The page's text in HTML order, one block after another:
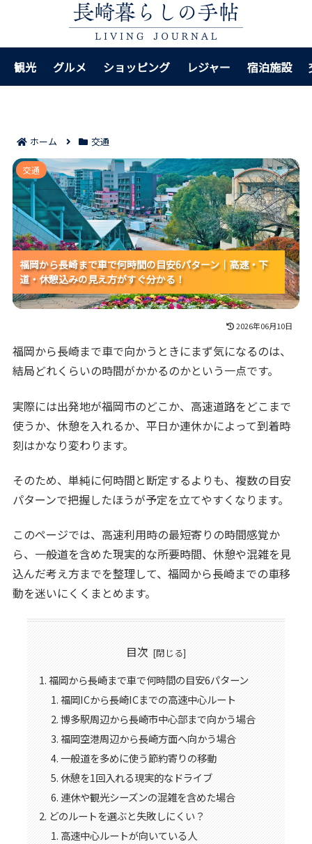
観光 グルメ ショッピング レジャー 宿泊施設
ホーム 交通
福岡から長崎まで車で何時間の目安6パターン｜高速・
下道・休憩込みの見え方がすぐ分かる！
福岡から長崎まで車で何時間の目安6パターン｜高速・下
道・休憩込みの見え方がすぐ分かる！
福岡から長崎まで車で何時間の目安6パターン｜高速・下
道・休憩込みの見え方がすぐ分かる！
福岡から長崎まで車で何時間の目安6パターン｜高速・下
道・休憩込みの見え方がすぐ分かる！
交通
2026年06月10日
福岡から長崎まで車で向かうときにまず気になるのは、
結局どれくらいの時間がかかるのかという一点です。
実際には出発地が福岡市のどこか、高速道路をどこまで
使うか、休憩を入れるか、平日か連休かによって到着時
刻はかなり変わります。
そのため、単純に何時間と断定するよりも、複数の目安
パターンで把握したほうが予定を立てやすくなります。
このページでは、高速利用時の最短寄りの時間感覚か
ら、一般道を含めた現実的な所要時間、休憩や混雑を見
込んだ考え方までを整理して、福岡から長崎までの車移
動を迷いにくくまとめます。
目次
福岡から長崎まで車で何時間の目安6パターン
福岡ICから長崎ICまでの高速中心ルート
博多駅周辺から長崎市中心部まで向かう場合
福岡空港周辺から長崎方面へ向かう場合
一般道を多めに使う節約寄りの移動
休憩を1回入れる現実的なドライブ
連休や観光シーズンの混雑を含めた場合
どのルートを選ぶと失敗しにくい？
高速中心ルートが向いている人